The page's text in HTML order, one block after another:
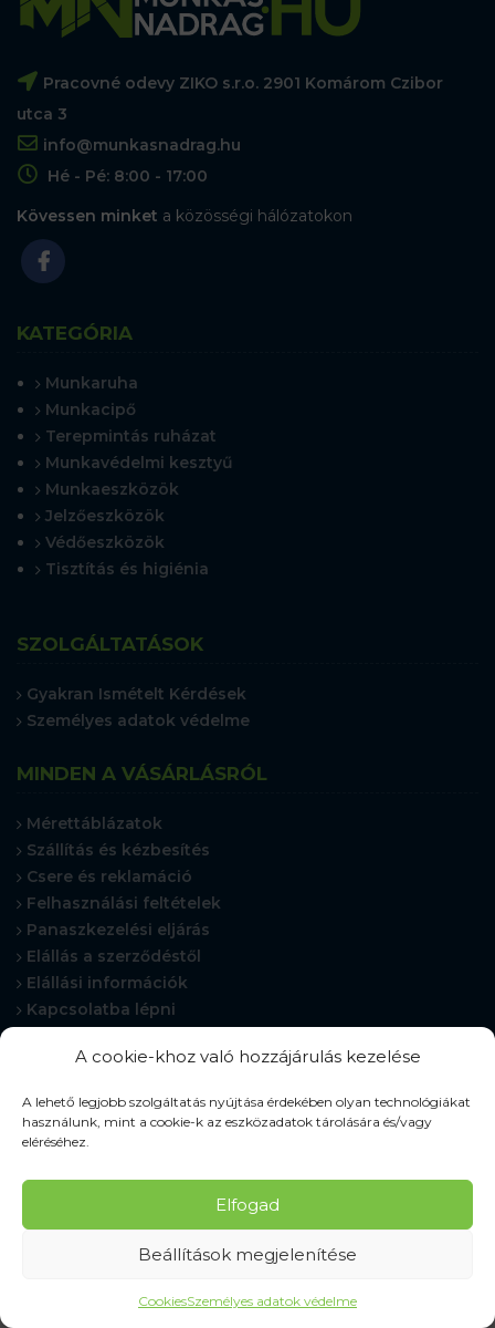
A cookie-khoz való hozzájárulás kezelése
A lehető legjobb szolgáltatás nyújtása érdekében olyan technológiákat
használunk, mint a cookie-k az eszközadatok tárolására és/vagy
eléréséhez.
Elfogad
Beállítások megjelenítése
CookiesSzemélyes adatok védelme
Pracovné odevy ZIKO s.r.o. 2901 Komárom Czibor
utca 3
info@munkasnadrag.hu
Hé - Pé: 8:00 - 17:00
Kövessen minket a közösségi hálózatokon
KATEGÓRIA
Munkaruha
Munkacipő
Terepmintás ruházat
Munkavédelmi kesztyű
Munkaeszközök
Jelzőeszközök
Védőeszközök
Tisztítás és higiénia
SZOLGÁLTATÁSOK
Gyakran Ismételt Kérdések
Személyes adatok védelme
MINDEN A VÁSÁRLÁSRÓL
Mérettáblázatok
Szállítás és kézbesítés
Csere és reklamáció
Felhasználási feltételek
Panaszkezelési eljárás
Elállás a szerződéstől
Elállási információk
Kapcsolatba lépni
Cookie-beállítások
© 2026 Pracovné odevy ZIKO s. r. o., minden jog fenntartva.